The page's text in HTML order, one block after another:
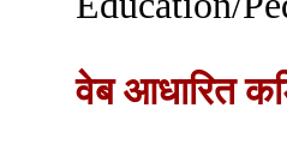
वेब आधारित